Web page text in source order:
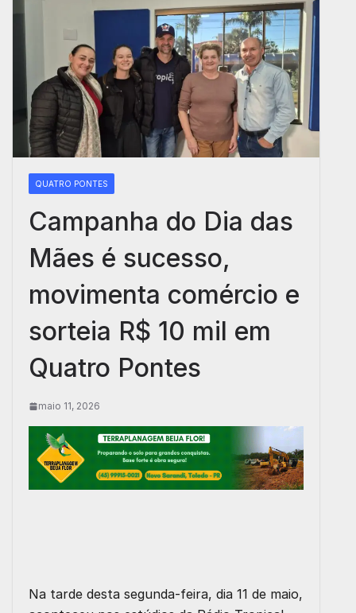
QUATRO PONTES
Campanha do Dia das
Mães é sucesso,
movimenta comércio e
sorteia R$ 10 mil em
Quatro Pontes
maio 11, 2026
Na tarde desta segunda-feira, dia 11 de maio,